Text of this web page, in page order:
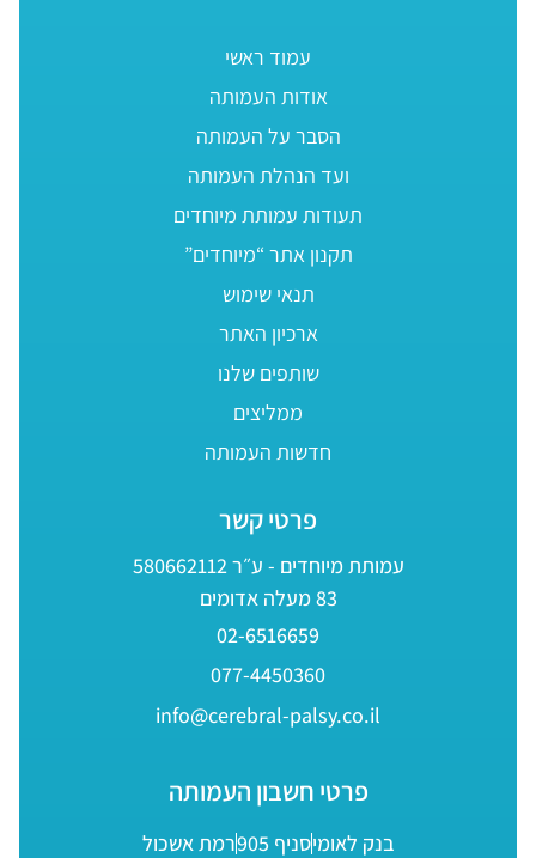
עמוד ראשי
אודות העמותה
הסבר על העמותה
ועד הנהלת העמותה
תעודות עמותת מיוחדים
תקנון אתר “מיוחדים”
תנאי שימוש
ארכיון האתר
שותפים שלנו
ממליצים
חדשות העמותה
פרטי קשר
עמותת מיוחדים - ע״ר 580662112
83 מעלה אדומים
02-6516659
077-4450360
info@cerebral-palsy.co.il
פרטי חשבון העמותה
בנק לאומיסניף 905
רמת אשכול